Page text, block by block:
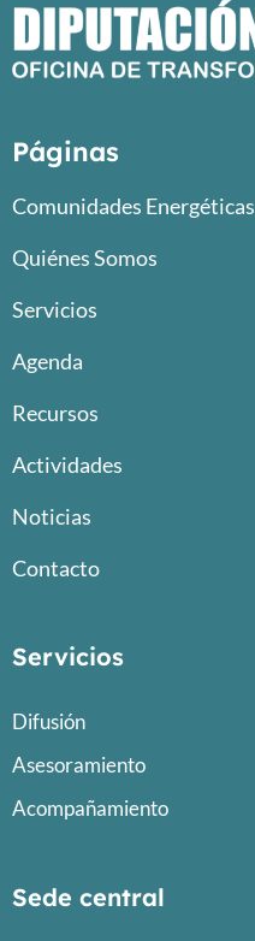
Páginas
Comunidades Energéticas
Quiénes Somos
Servicios
Agenda
Recursos
Actividades
Noticias
Contacto
Servicios
Difusión
Asesoramiento
Acompañamiento
Sede central